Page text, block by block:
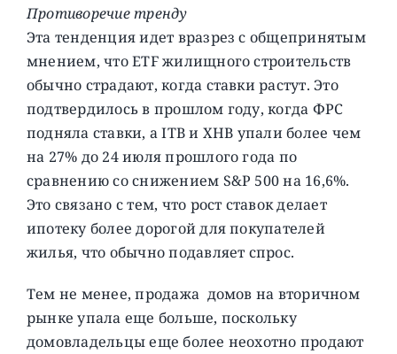
Противоречие тренду
Эта тенденция идет вразрез с общепринятым
мнением, что ETF жилищного строительств
обычно страдают, когда ставки растут. Это
подтвердилось в прошлом году, когда ФРС
подняла ставки, а ITB и XHB упали более чем
на 27% до 24 июля прошлого года по
сравнению со снижением S&P 500 на 16,6%.
Это связано с тем, что рост ставок делает
ипотеку более дорогой для покупателей
жилья, что обычно подавляет спрос.
Тем не менее, продажа домов на вторичном
рынке упала еще больше, поскольку
домовладельцы еще более неохотно продают